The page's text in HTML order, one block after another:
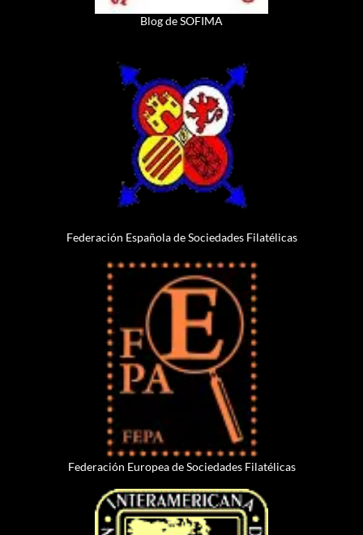
Blog de SOFIMA
Federación Española de Sociedades Filatélicas
Federación Europea de Sociedades Filatélicas